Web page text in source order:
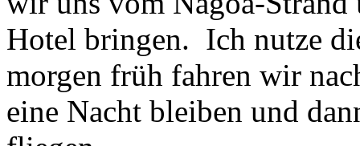
Hotel bringen. Ich nutze
morgen früh fahren wir
eine Nacht bleiben und